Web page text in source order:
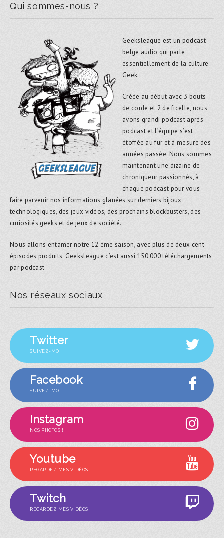
Qui sommes-nous ?
Geeksleague est un podcast
belge audio qui parle
essentiellement de la culture
Geek.
Créée au début avec 3 bouts
de corde et 2 de ficelle, nous
avons grandi podcast après
podcast et l’équipe s’est
étoffée au fur et à mesure des
années passée. Nous sommes
maintenant une dizaine de
chroniqueur passionnés, à
chaque podcast pour vous
faire parvenir nos informations glanées sur derniers bijoux
technologiques, des jeux vidéos, des prochains blockbusters, des
curiosités geeks et de jeux de société.
Nous allons entamer notre 12 ème saison, avec plus de deux cent
épisodes produits. Geeksleague c’est aussi 150.000 téléchargements
par podcast.
Nos réseaux sociaux
Twitter
SUIVEZ-MOI !
Facebook
SUIVEZ-MOI !
Instagram
NOS PHOTOS !
Youtube
REGARDEZ MES VIDÉOS !
Twitch
REGARDEZ MES VIDÉOS !